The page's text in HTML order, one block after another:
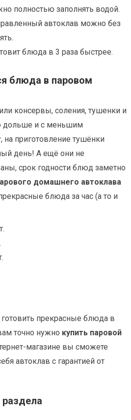
полностью заполнять водой.
автоклав можно без
блюда в 3 раза быстрее.
блюда в паровом
консервы, соления, тушенки и
дольше и с меньшим
приготовление тушёнки
день! А ещё они не
срок годности блюд заметно
домашнего автоклава
блюда за час (а то и
готовить прекрасные блюда в
точно нужно купить паровой
магазине вы сможете
автоклав с гарантией от